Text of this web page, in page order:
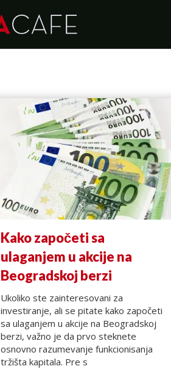
Kako započeti sa
ulaganjem u akcije na
Beogradskoj berzi
Ukoliko ste zainteresovani za
investiranje, ali se pitate kako započeti
sa ulaganjem u akcije na Beogradskoj
berzi, važno je da prvo steknete
osnovno razumevanje funkcionisanja
tržišta kapitala. Pre s